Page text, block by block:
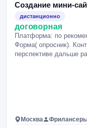
Создание мини-
дистанционно
договорная
Платформа: по
Форма( опросник).
перспективе дальше
Москва